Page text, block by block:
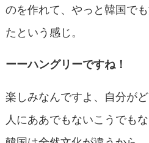
のを作れて、やっと韓国で
たという感じ。
ーーハングリーですね！
楽しみなんですよ、自分が
人にああでもないこうでも